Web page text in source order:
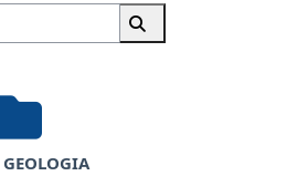
Cerca corsi
Cerca corsi